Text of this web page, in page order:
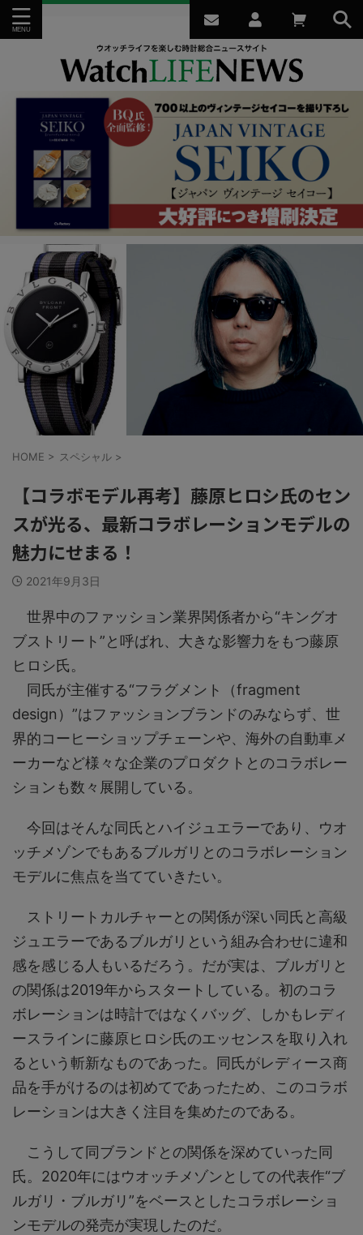
HOME > スペシャル >
【コラボモデル再考】藤原ヒロシ氏のセン
スが光る、最新コラボレーションモデルの
魅力にせまる！
2021年9月3日
世界中のファッション業界関係者から“キングオ
ブストリート”と呼ばれ、大きな影響力をもつ藤原
ヒロシ氏。
同氏が主催する“フラグメント（fragment
design）”はファッションブランドのみならず、世
界的コーヒーショップチェーンや、海外の自動車メ
ーカーなど様々な企業のプロダクトとのコラボレー
ションも数々展開している。
今回はそんな同氏とハイジュエラーであり、ウオ
ッチメゾンでもあるブルガリとのコラボレーション
モデルに焦点を当てていきたい。
ストリートカルチャーとの関係が深い同氏と高級
ジュエラーであるブルガリという組み合わせに違和
感を感じる人もいるだろう。だが実は、ブルガリと
の関係は2019年からスタートしている。初のコラ
ボレーションは時計ではなくバッグ、しかもレディ
ースラインに藤原ヒロシ氏のエッセンスを取り入れ
るという斬新なものであった。同氏がレディース商
品を手がけるのは初めてであったため、このコラボ
レーションは大きく注目を集めたのである。
こうして同ブランドとの関係を深めていった同
氏。2020年にはウオッチメゾンとしての代表作“ブ
ルガリ・ブルガリ”をベースとしたコラボレーショ
ンモデルの発売が実現したのだ。